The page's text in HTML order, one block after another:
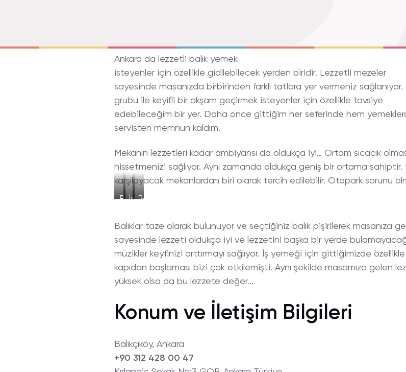
Ankara da lezzetli balık yemek
isteyenler için özellikle gidilebilecek yerden biridir. Lezzetli mezeler
sayesinde masanızda birbirinden farklı tatlara yer vermeniz sağlanıyor.
grubu ile keyifli bir akşam geçirmek isteyenler için özellikle tavsiye
edebileceğim bir yer. Daha önce gittiğim her seferinde hem
servisten memnun kaldım.
Mekanın lezzetleri kadar ambiyansı da oldukça iyi… Ortam sıcacık
hissetmenizi sağlıyor. Aynı zamanda oldukça geniş bir ortama
karşılayacak mekanlardan biri olarak tercih edilebilir. Otopark sorunu
Rakıİçeriden
Balık
Balıklar taze olarak bulunuyor ve seçtiğiniz balık pişirilerek masanıza
sayesinde lezzeti oldukça iyi ve lezzetini başka bir yerde
müzikler keyfinizi arttırmayı sağlıyor. İş yemeği için gittiğimizde özellikle
kapıdan başlaması bizi çok etkilemişti. Aynı şekilde masamıza gelen
yüksek olsa da bu lezzete değer...
Konum ve İletişim Bilgileri
Balıkçıköy, Ankara
+90 312 428 00 47